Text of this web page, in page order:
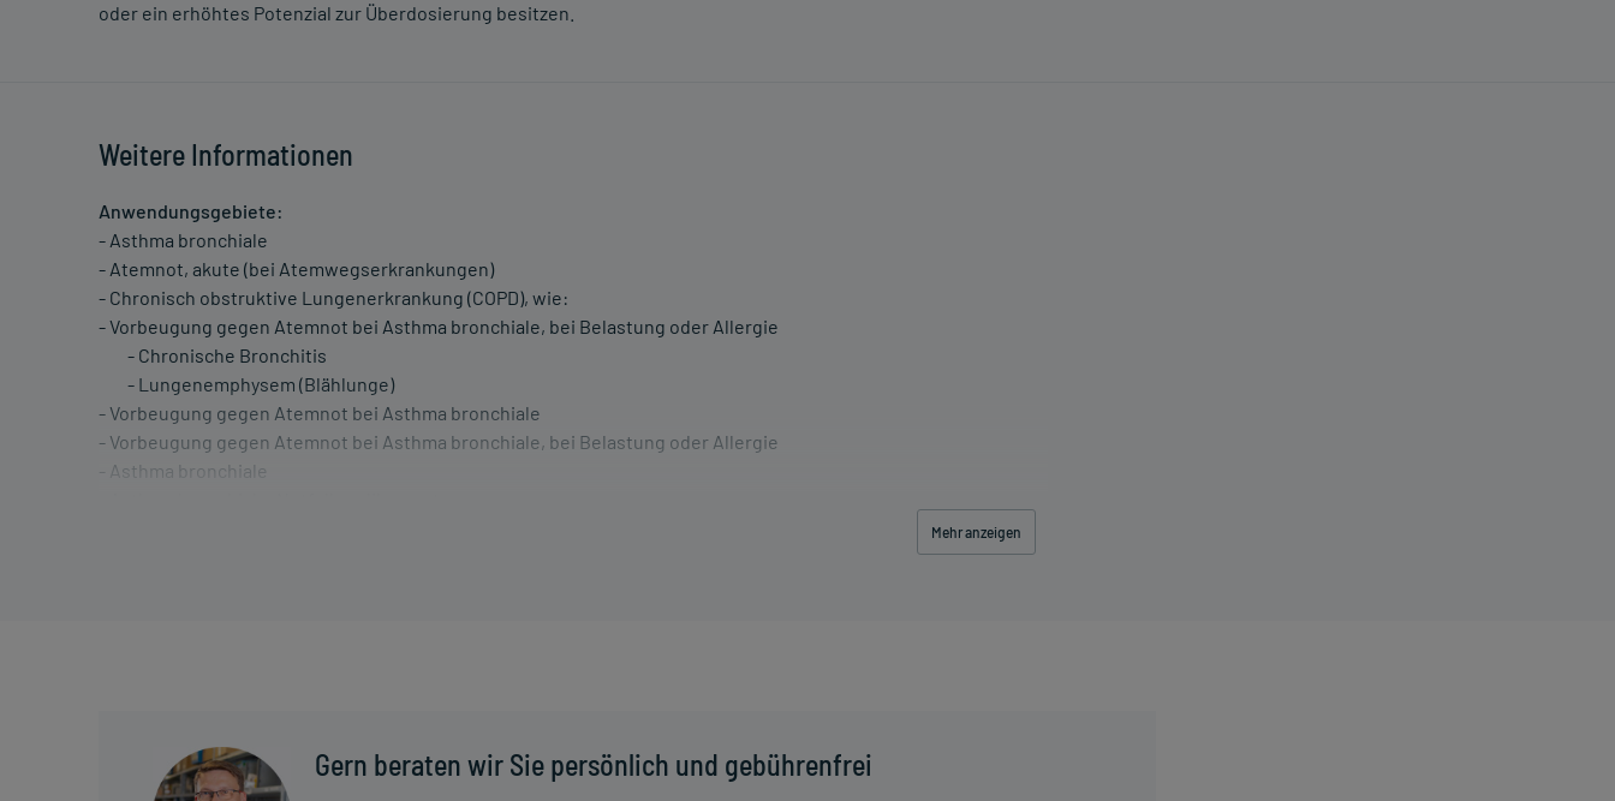
oder ein erhöhtes Potenzial zur Überdosierung besitzen.
Weitere Informationen
Anwendungsgebiete:
- Asthma bronchiale
- Atemnot, akute (bei Atemwegserkrankungen)
- Chronisch obstruktive Lungenerkrankung (COPD), wie:
- Vorbeugung gegen Atemnot bei Asthma bronchiale, bei Belastung oder Allergie
- Chronische Bronchitis
- Lungenemphysem (Blählunge)
- Vorbeugung gegen Atemnot bei Asthma bronchiale
- Vorbeugung gegen Atemnot bei Asthma bronchiale, bei Belastung oder Allergie
- Asthma bronchiale
2-4 mal täglich
unabhängig von der Mahlzeit
Mehr anzeigen
Gern beraten wir Sie persönlich und gebührenfrei